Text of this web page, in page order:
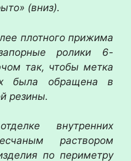
(вниз).
плотного прижима
ролики 6-
так, чтобы метка
была обращена в
резины.
внутренних
раствором
по периметру